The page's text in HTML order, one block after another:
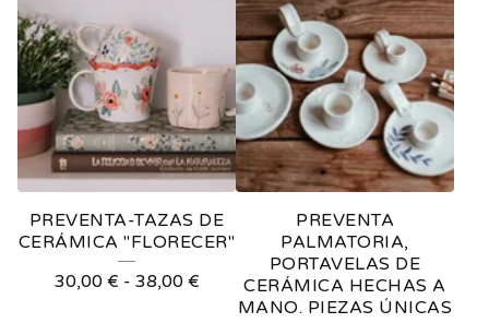
PREVENTA-TAZAS DE
CERÁMICA "FLORECER"
30,00 € - 38,00 €
PREVENTA
PALMATORIA,
PORTAVELAS DE
CERÁMICA HECHAS A
MANO. PIEZAS ÚNICAS